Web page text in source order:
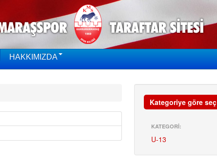
HAKKIMIZDA
Kategoriye göre seç
KATEGORİ:
U-13